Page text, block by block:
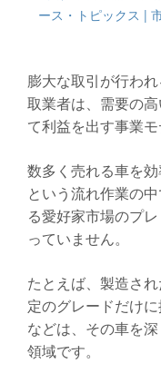
ース・トピックス |
膨大な取引が行わ
取業者は、需要の
て利益を出す事業モ
数多く売れる車を
という流れ作業の
る愛好家市場のプ
っていません。
たとえば、製造さ
定のグレードだけ
などは、その車を
領域です。